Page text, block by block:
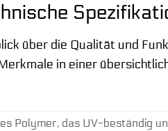
über die Qualität und
in einer
Polymer, das UV-beständig